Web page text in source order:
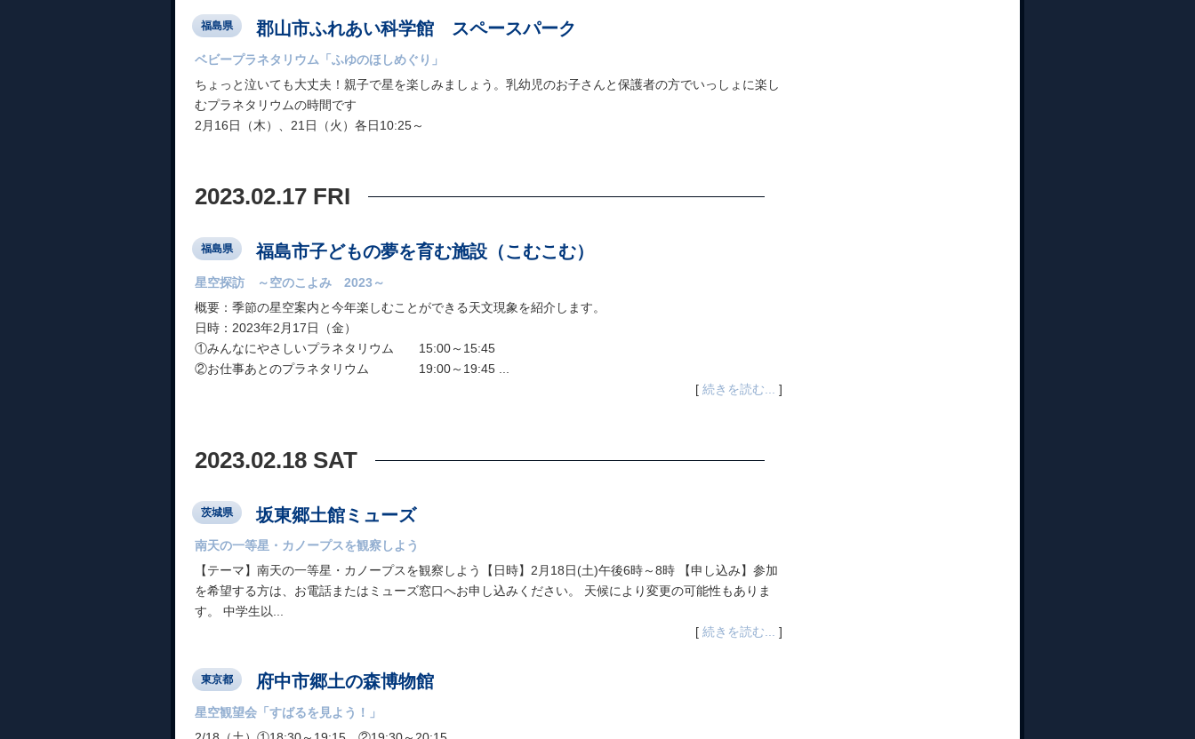
福島県 郡山市ふれあい科学館 スペースパーク
ベビープラネタリウム「ふゆのほしめぐり」
ちょっと泣いても大丈夫！親子で星を楽しみましょう。乳幼児のお子さんと保護者の方でいっしょに楽し
むプラネタリウムの時間です
2月16日（木）、21日（火）各日10:25～
2023.02.17 FRI
福島県 福島市子どもの夢を育む施設（こむこむ）
星空探訪 ～空のこよみ 2023～
概要：季節の星空案内と今年楽しむことができる天文現象を紹介します。
日時：2023年2月17日（金）
①みんなにやさしいプラネタリウム 15:00～15:45
②お仕事あとのプラネタリウム 19:00～19:45 ...
[ 続きを読む... ]
2023.02.18 SAT
茨城県 坂東郷土館ミューズ
南天の一等星・カノープスを観察しよう
【テーマ】南天の一等星・カノープスを観察しよう【日時】2月18日(土)午後6時～8時 【申し込み】参加
を希望する方は、お電話またはミューズ窓口へお申し込みください。 天候により変更の可能性もありま
す。 中学生以...
[ 続きを読む... ]
東京都 府中市郷土の森博物館
星空観望会「すばるを見よう！」